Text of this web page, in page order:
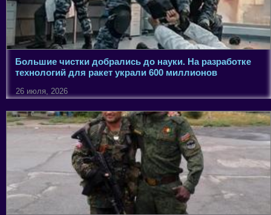
Большие чистки добрались до науки. На разработке
технологий для ракет украли 600 миллионов
26 июля, 2026